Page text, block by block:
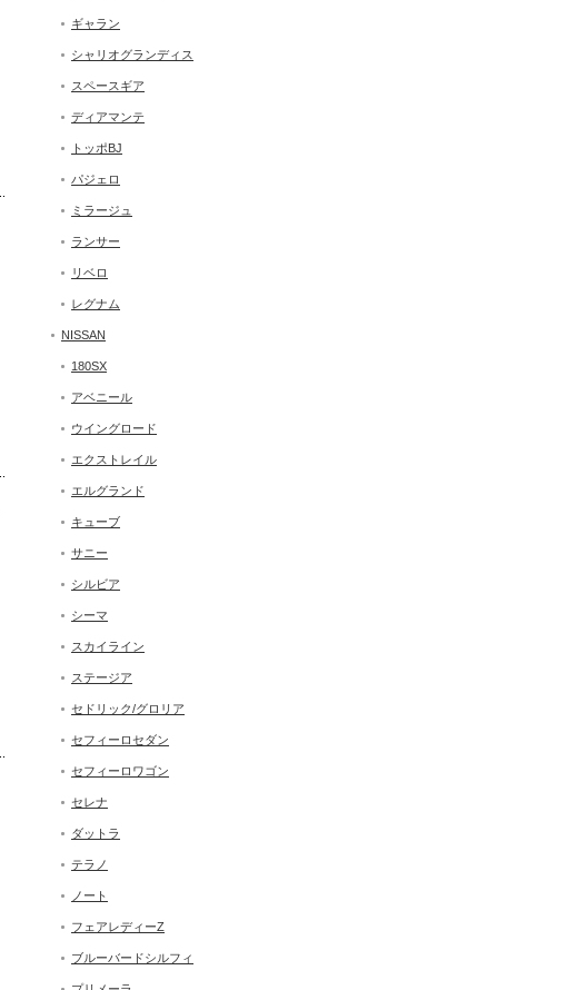
ギャラン
シャリオグランディス
スペースギア
ディアマンテ
トッポBJ
パジェロ
ミラージュ
ランサー
リベロ
レグナム
NISSAN
180SX
アベニール
ウイングロード
エクストレイル
エルグランド
キューブ
サニー
シルビア
シーマ
スカイライン
ステージア
セドリック/グロリア
セフィーロセダン
セフィーロワゴン
セレナ
ダットラ
テラノ
ノート
フェアレディーZ
ブルーバードシルフィ